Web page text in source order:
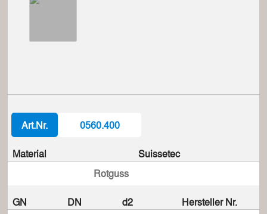
Art.Nr. 0560.400
Material
Rotguss
Suissetec
GN DN d2
Hersteller Nr.